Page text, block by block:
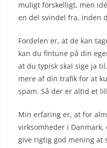
muligt forskelligt, men
en del svindel fra, inden
Fordelen er, at de kan
kan du fintune på din
at du typisk skal sige ja
mere af din trafik for at
spam. Så der er altid et
Min erfaring er, at for
virksomheder i
give rigtig god mening at